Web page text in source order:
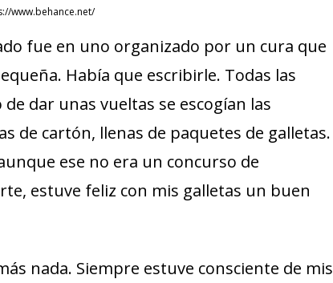
www.behance.net/
fue en uno organizado por un cura que
Había que escribirle. Todas las
dar unas vueltas se escogían las
de cartón, llenas de paquetes de galletas.
ese no era un concurso de
estuve feliz con mis galletas un buen
nada. Siempre estuve consciente de mis